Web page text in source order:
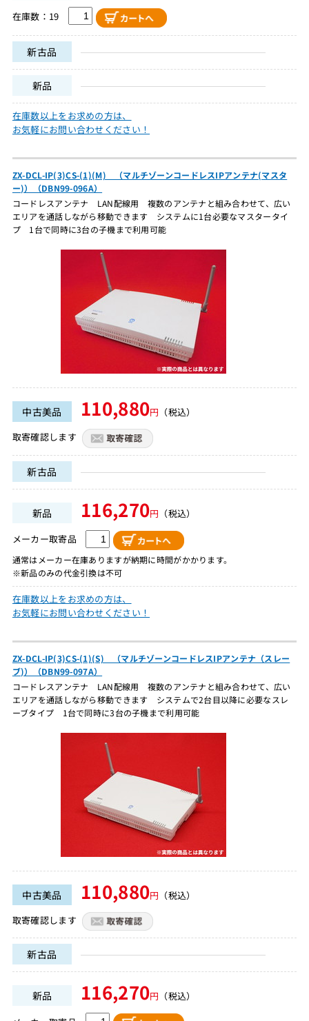
在庫数：19
新古品
新品
在庫数以上をお求めの方は、
お気軽にお問い合わせください！
ZX-DCL-IP(3)CS-(1)(M) （マルチゾーンコードレスIPアンテナ(マスタ
ー)）（DBN99-096A）
コードレスアンテナ LAN配線用 複数のアンテナと組み合わせて、広い
エリアを通話しながら移動できます システムに1台必要なマスタータイ
プ 1台で同時に3台の子機まで利用可能
中古美品 110,880円 （税込）
取寄確認します
新古品
新品 116,270円 （税込）
メーカー取寄品
通常はメーカー在庫ありますが納期に時間がかかります。
※新品のみの代金引換は不可
在庫数以上をお求めの方は、
お気軽にお問い合わせください！
ZX-DCL-IP(3)CS-(1)(S) （マルチゾーンコードレスIPアンテナ（スレー
ブ)）（DBN99-097A）
コードレスアンテナ LAN配線用 複数のアンテナと組み合わせて、広い
エリアを通話しながら移動できます システムで2台目以降に必要なスレ
ーブタイプ 1台で同時に3台の子機まで利用可能
中古美品 110,880円 （税込）
取寄確認します
新古品
新品 116,270円 （税込）